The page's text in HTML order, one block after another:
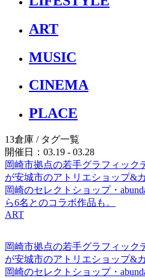
ART
MUSIC
CINEMA
PLACE
13倉庫 / タグ一覧
開催日：03.19 - 03.28
岡崎市拠点の若手グラフィック
が安城市のアトリエショップ&
岡崎のセレクトショップ・
ら6名とのコラボ作品も。
ART
岡崎市拠点の若手グラフィック
が安城市のアトリエショップ&
岡崎のセレクトショップ・